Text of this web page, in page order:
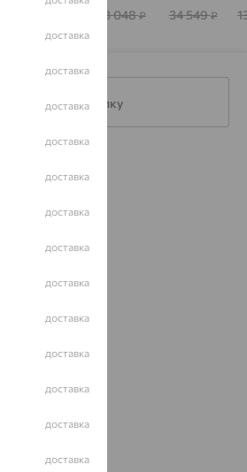
SOKOLOV
33 048₽ 34 549₽
на рассылку
г. Липецк
доставка
доставка
доставка
доставка
доставка
доставка
доставка
доставка
доставка
доставка
доставка
доставка
доставка